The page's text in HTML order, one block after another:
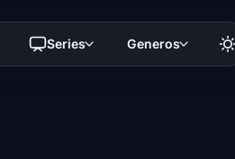
Series Generos